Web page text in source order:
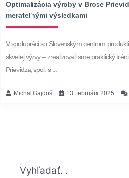
Optimalizácia výroby v Brose
merateľnými výsledkami
V spolupráci so Slovenským centrom
skvelej výzvy – zrealizovali sme praktický
Prievidza, spol. s ...
Michal Gajdoš 13. februára 2025
Vyhľadať…